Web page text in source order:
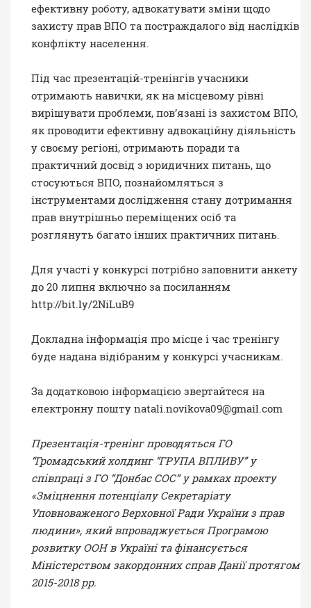
ефективну роботу, адвокатувати зміни щодо
захисту прав ВПО та постраждалого від наслідків
конфлікту населення.
Під час презентацій-тренінгів учасники
отримають навички, як на місцевому рівні
вирішувати проблеми, пов’язані із захистом ВПО,
як проводити ефективну адвокаційну діяльність
у своєму регіоні, отримають поради та
практичний досвід з юридичних питань, що
стосуються ВПО, познайомляться з
інструментами дослідження стану дотримання
прав внутрішньо переміщених осіб та
розглянуть багато інших практичних питань.
Для участі у конкурсі потрібно заповнити анкету
до 20 липня включно за посиланням
http://bit.ly/2NiLuB9
Докладна інформація про місце і час тренінгу
буде надана відібраним у конкурсі учасникам.
За додатковою інформацією звертайтеся на
електронну пошту natali.novikova09@gmail.com
Презентація-тренінг проводяться ГО
“Громадський холдинг “ГРУПА ВПЛИВУ” у
співпраці з ГО “Донбас СОС” у рамках проекту
«Зміцнення потенціалу Секретаріату
Уповноваженого Верховної Ради України з прав
людини», який впроваджується Програмою
розвитку ООН в Україні та фінансується
Міністерством закордонних справ Данії протягом
2015-2018 рр.